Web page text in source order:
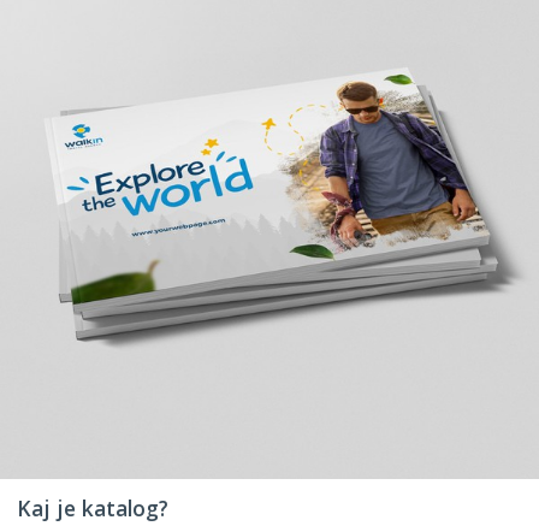
Kaj je katalog?